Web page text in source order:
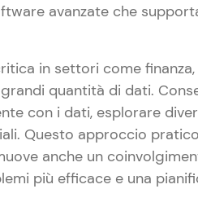
avanzate che
in settori come
quantità di dati.
con i dati, esplorare
Questo approccio
anche un
più efficace e una